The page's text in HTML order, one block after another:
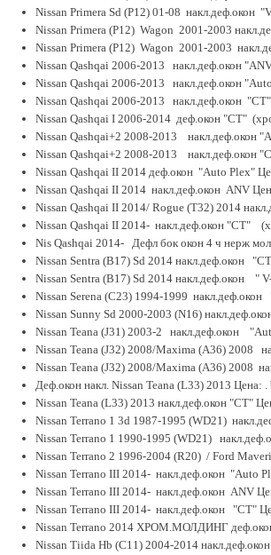
Nissan Primera Sd (P12) 01-08 накл.деф.окон
Nissan Primera (P12) Wagon 2001-2003
Nissan Primera (P12) Wagon 2001-2003
Nissan Qashqai 2006-2013 накл.деф.окон
Nissan Qashqai 2006-2013 накл.деф.окон
Nissan Qashqai 2006-2013 накл.деф.окон
Nissan Qashqai I 2006-2014 деф.окон "CT"
Nissan Qashqai+2 2008-2013 накл.деф.окон
Nissan Qashqai+2 2008-2013 накл.деф.окон
Nissan Qashqai II 2014 деф.окон "Auto Plex"
Nissan Qashqai II 2014 накл.деф.окон ANV
Nissan Qashqai II 2014/ Rogue (T32) 2014
Nissan Qashqai II 2014- накл.деф.окон "CT"
Nis Qashqai 2014- Дефл бок окон 4 ч нерж
Nissan Sentra (B17) Sd 2014 накл.деф.окон
Nissan Sentra (B17) Sd 2014 накл.деф.окон "
Nissan Serena (C23) 1994-1999
Nissan Sunny Sd 2000-2003 (N16)
Nissan Teana (J31) 2003-2 накл.деф.окон
Nissan Teana (J32) 2008/Maxima (A36) 2008
Nissan Teana (J32) 2008/Maxima (A36) 2008
Деф.окон накл. Nissan Teana (L33) 2013 Цена: .
Nissan Teana (L33) 2013 накл.деф.окон "CT"
Nissan Terrano 1 3d 1987-1995 (WD21)
Nissan Terrano 1 1990-1995 (WD21)
Nissan Terrano 2 1996-2004 (R20) / Ford
Nissan Terrano III 2014- накл.деф.окон "Auto
Nissan Terrano III 2014- накл.деф.окон ANV
Nissan Terrano III 2014- накл.деф.окон "CT"
Nissan Terrano 2014 ХРОМ.МОЛДИНГ
Nissan Tiida Hb (C11) 2004-2014